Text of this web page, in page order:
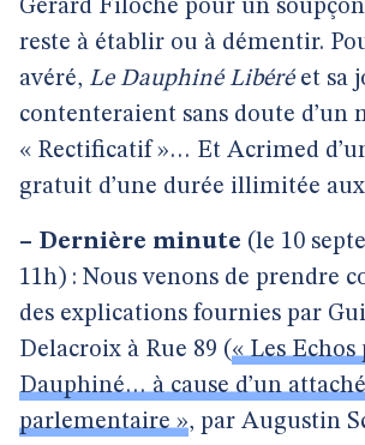
Gérard Filoche pour un
reste à établir ou à démentir.
avéré, Le Dauphiné Libéréet sa
contenteraient sans doute d’un
« Rectificatif »… Et Acrimed
gratuit d’une durée illimitée aux
– Dernière minute (le 10
11h) : Nous venons de prendre
des explications fournies par
Delacroix à Rue 89 (« Les
Dauphiné… à cause d’un attaché
parlementaire », par Augustin